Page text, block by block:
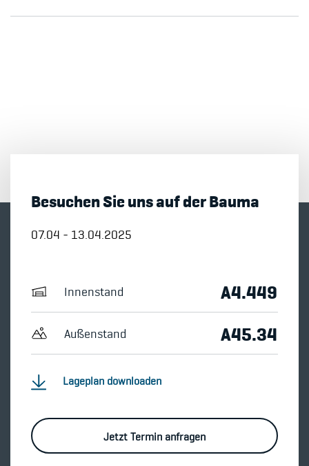
Besuchen Sie uns auf der Bauma
07.04 - 13.04.2025
Innenstand A4.449
Außenstand A45.34
Lageplan downloaden
Jetzt Termin anfragen